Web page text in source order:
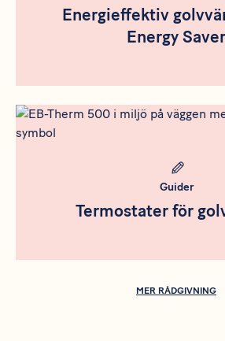
Energieffektiv
Energy Saver
Meta bild
Guider
Termostater för
MER RÅDGIVNING